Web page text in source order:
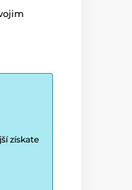
získate